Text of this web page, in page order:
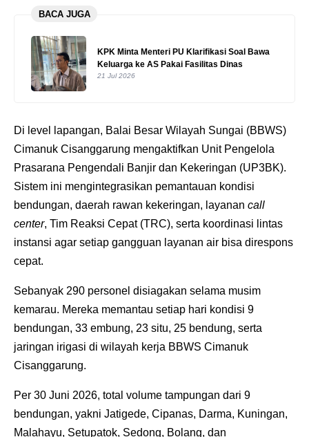
BACA JUGA
KPK Minta Menteri PU Klarifikasi Soal Bawa
Keluarga ke AS Pakai Fasilitas Dinas
21 Jul 2026
Di level lapangan, Balai Besar Wilayah Sungai (BBWS)
Cimanuk Cisanggarung mengaktifkan Unit Pengelola
Prasarana Pengendali Banjir dan Kekeringan (UP3BK).
Sistem ini mengintegrasikan pemantauan kondisi
bendungan, daerah rawan kekeringan, layanan call
center, Tim Reaksi Cepat (TRC), serta koordinasi lintas
instansi agar setiap gangguan layanan air bisa direspons
cepat.
Sebanyak 290 personel disiagakan selama musim
kemarau. Mereka memantau setiap hari kondisi 9
bendungan, 33 embung, 23 situ, 25 bendung, serta
jaringan irigasi di wilayah kerja BBWS Cimanuk
Cisanggarung.
Per 30 Juni 2026, total volume tampungan dari 9
bendungan, yakni Jatigede, Cipanas, Darma, Kuningan,
Malahayu, Setupatok, Sedong, Bolang, dan